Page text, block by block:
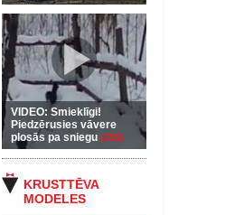
VIDEO: Smieklīgi!
Piedzērusies vāvere
plosās pa sniegu (255)
KRUSTTĒVA
MODELES